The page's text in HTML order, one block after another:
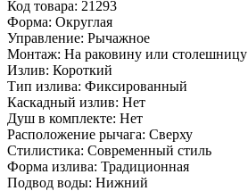
Код товара: 21293
Форма: Округлая
Управление: Рычажное
Монтаж: На раковину или столешницу
Излив: Короткий
Тип излива: Фиксированный
Каскадный излив: Нет
Душ в комплекте: Нет
Расположение рычага: Сверху
Стилистика: Современный стиль
Форма излива: Традиционная
Подвод воды: Нижний